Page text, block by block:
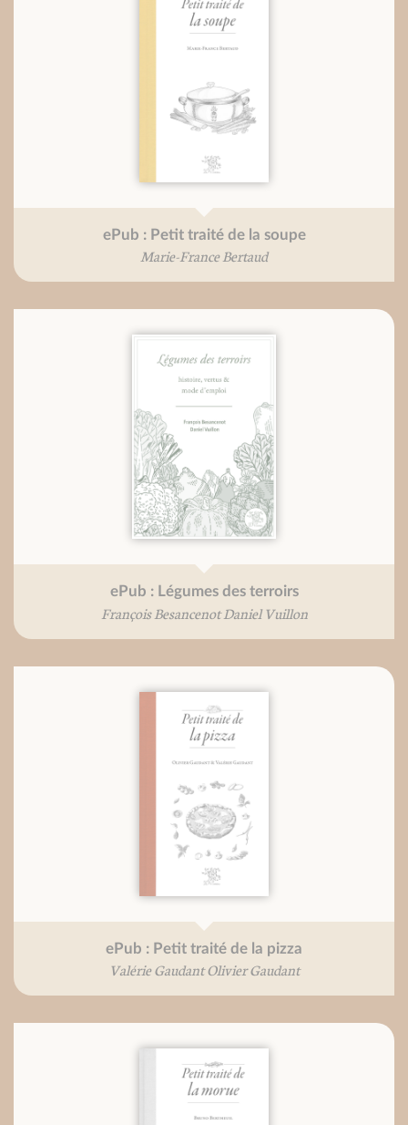
ePub : Petit traité de la soupe
Marie-France Bertaud
ePub : Légumes des terroirs
François Besancenot Daniel Vuillon
ePub : Petit traité de la pizza
Valérie Gaudant Olivier Gaudant